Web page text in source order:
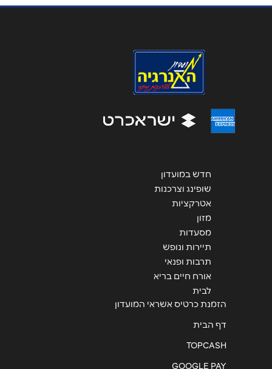
*
חדש במועדון
שופינג וצרכנות
אטרקציות
מזון
מסעדות
תיירות ונופש
תרבות ופנאי
אורח חיים בריא
לבית
הזמנת כרטיס אשראי המועדון
דף הבית
TOPCASH
GOOGLE PAY